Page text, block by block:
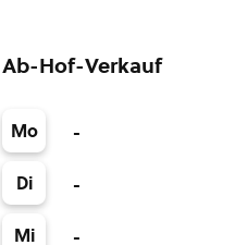
Ab-Hof-Verkauf
Mo -
Di -
Mi -